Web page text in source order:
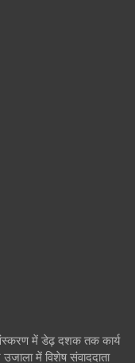
में डेढ़ दशक तक कार्य
में विशेष संवाददाता